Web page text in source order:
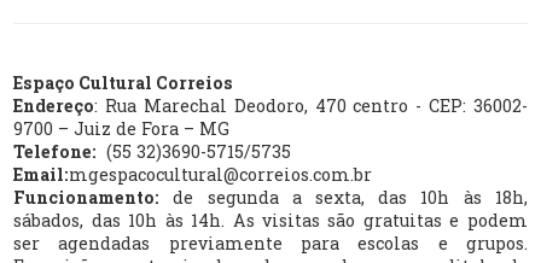
Espaço Cultural Correios
Endereço: Rua Marechal Deodoro, 470 centro - CEP: 36002-
9700 – Juiz de Fora – MG
Telefone: (55 32)3690-5715/5735
Email:mgespacocultural@correios.com.br
Funcionamento: de segunda a sexta, das 10h às 18h,
sábados, das 10h às 14h. As visitas são gratuitas e podem
ser agendadas previamente para escolas e grupos.